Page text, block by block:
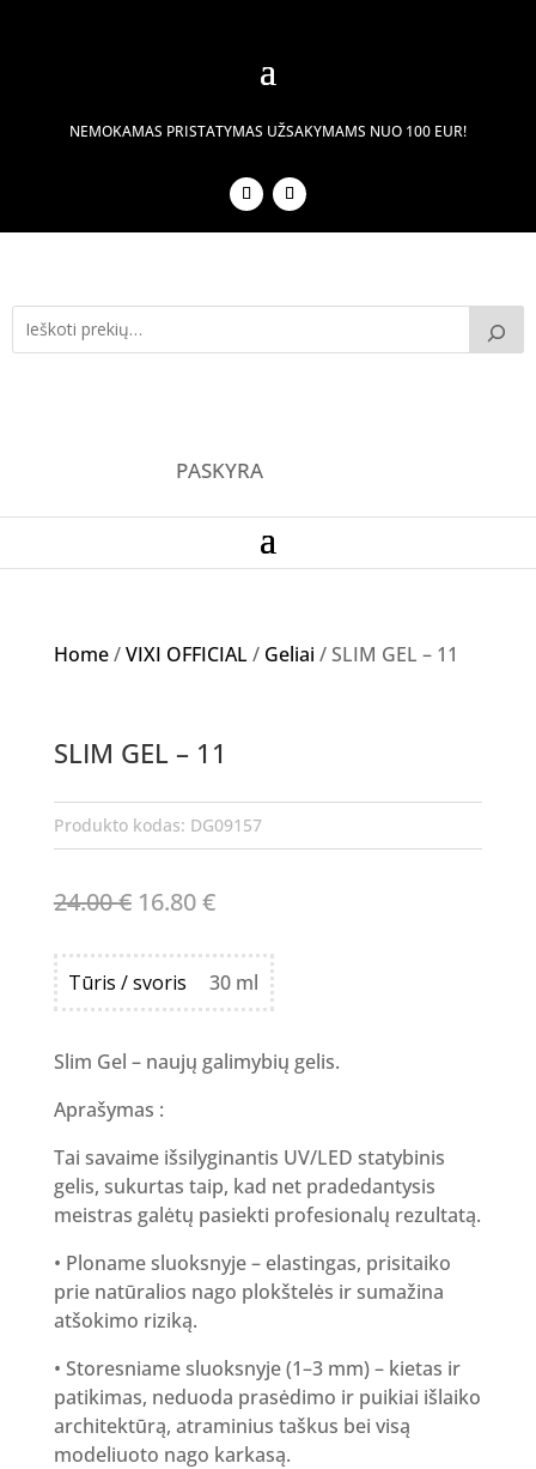
NEMOKAMAS PRISTATYMAS UŽSAKYMAMS NUO 100 EUR!
PASKYRA
Home/VIXI OFFICIAL/ Geliai / SLIM GEL – 11
NETURIME
SLIM GEL – 11
Produkto kodas: DG09157
24.00€ Original
was:
24.00 €.
16.80€Current
is:
16.80 €.
Tūris / svoris 30 ml
Slim Gel – naujų galimybių gelis.
Aprašymas :
Tai savaime išsilyginantis UV/LED statybinis
gelis, sukurtas taip, kad net pradedantysis
meistras galėtų pasiekti profesionalų rezultatą.
• Ploname sluoksnyje – elastingas, prisitaiko
prie natūralios nago plokštelės ir sumažina
atšokimo riziką.
• Storesniame sluoksnyje (1–3 mm) – kietas ir
patikimas, neduoda prasėdimo ir puikiai išlaiko
architektūrą, atraminius taškus bei visą
modeliuoto nago karkasą.